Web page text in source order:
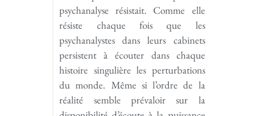
psychanalyse résistait. Comme elle
résiste chaque fois que les
psychanalystes dans leurs cabinets
persistent à écouter dans chaque
histoire singulière les perturbations
du monde. Même si l’ordre de la
réalité semble prévaloir sur la